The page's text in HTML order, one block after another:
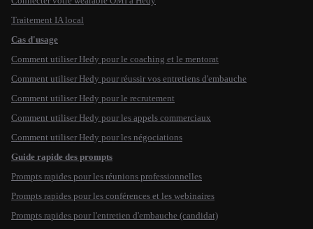
Traitement IA local
Cas d'usage
Comment utiliser Hedy pour le coaching et le mentorat
Comment utiliser Hedy pour réussir vos entretiens d'embauche
Comment utiliser Hedy pour le recrutement
Comment utiliser Hedy pour les appels commerciaux
Comment utiliser Hedy pour les négociations
Guide rapide des prompts
Prompts rapides pour les réunions professionnelles
Prompts rapides pour les conférences et les webinaires
Prompts rapides pour l'entretien d'embauche (candidat)